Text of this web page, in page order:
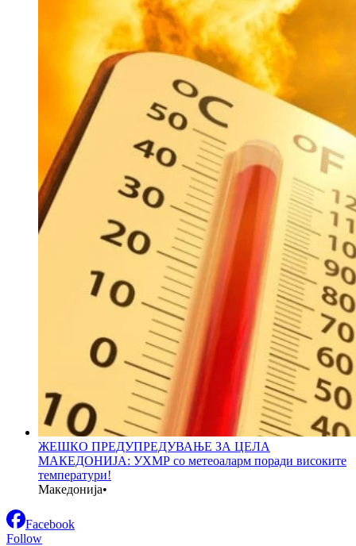
ЖЕШКО ПРЕДУПРЕДУВАЊЕ ЗА ЦЕЛА
МАКЕДОНИЈА: УХМР со метеоаларм поради високите
температури!
Македонија•
Facebook
Follow